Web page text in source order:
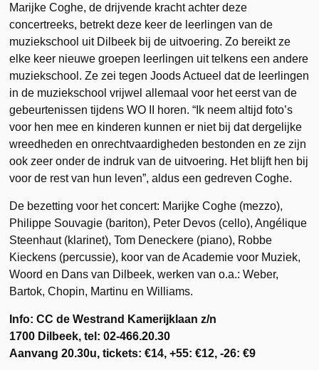
Marijke Coghe, de drijvende kracht achter deze
concertreeks, betrekt deze keer de leerlingen van de
muziekschool uit Dilbeek bij de uitvoering. Zo bereikt ze
elke keer nieuwe groepen leerlingen uit telkens een andere
muziekschool. Ze zei tegen Joods Actueel dat de leerlingen
in de muziekschool vrijwel allemaal voor het eerst van de
gebeurtenissen tijdens WO II horen. “Ik neem altijd foto’s
voor hen mee en kinderen kunnen er niet bij dat dergelijke
wreedheden en onrechtvaardigheden bestonden en ze zijn
ook zeer onder de indruk van de uitvoering. Het blijft hen bij
voor de rest van hun leven”, aldus een gedreven Coghe.
De bezetting voor het concert: Marijke Coghe (mezzo),
Philippe Souvagie (bariton), Peter Devos (cello), Angélique
Steenhaut (klarinet), Tom Deneckere (piano), Robbe
Kieckens (percussie), koor van de Academie voor Muziek,
Woord en Dans van Dilbeek, werken van o.a.: Weber,
Bartok, Chopin, Martinu en Williams.
Info: CC de Westrand Kamerijklaan z/n
1700 Dilbeek, tel: 02-466.20.30
Aanvang 20.30u, tickets: €14, +55: €12, -26: €9